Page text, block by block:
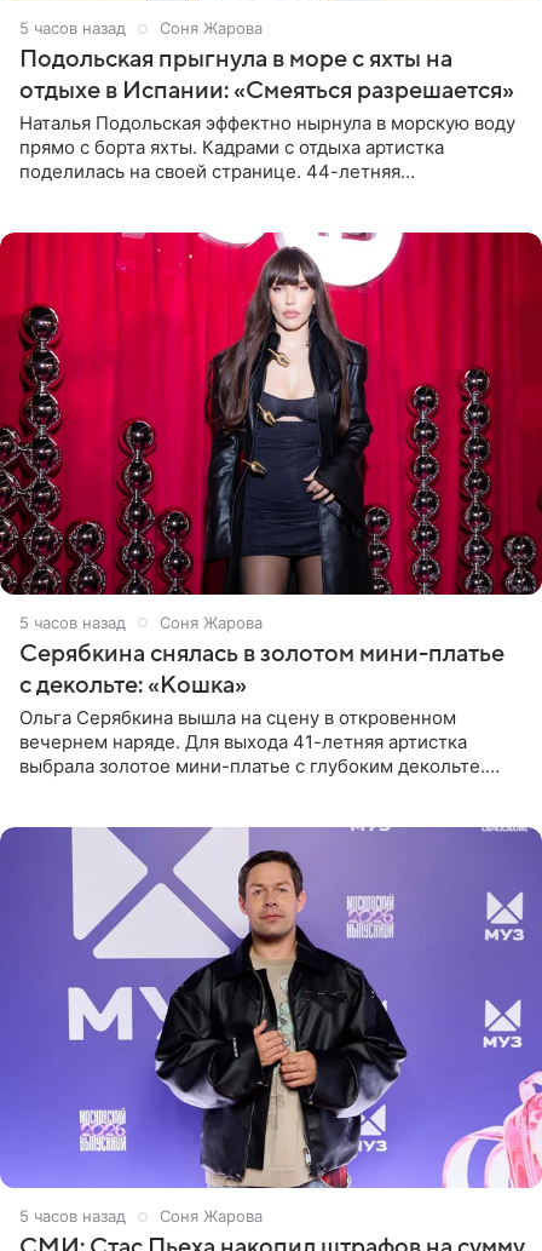
5 часов назад Соня Жарова
Подольская прыгнула в море с яхты на
отдыхе в Испании: «Смеяться разрешается»
Наталья Подольская эффектно нырнула в морскую воду
прямо с борта яхты. Кадрами с отдыха артистка
поделилась на своей странице. 44-летняя
5 часов назад Соня Жарова
Серябкина снялась в золотом мини-платье
с декольте: «Кошка»
Ольга Серябкина вышла на сцену в откровенном
вечернем наряде. Для выхода 41-летняя артистка
выбрала золотое мини-платье с глубоким декольте.
5 часов назад Соня Жарова